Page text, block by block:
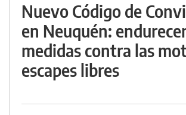
Nuevo Código de
en Neuquén:
medidas contra las
escapes libres